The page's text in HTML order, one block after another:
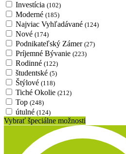
Investícia (102)
Moderné (185)
Najviac Vyhľadávané (124)
Nové (174)
Podnikateľský Zámer (27)
Príjemné Bývanie (223)
Rodinné (122)
študentské (5)
Štýlové (118)
Tiché Okolie (212)
Top (248)
útulné (124)
Vybrať špeciálne možnosti